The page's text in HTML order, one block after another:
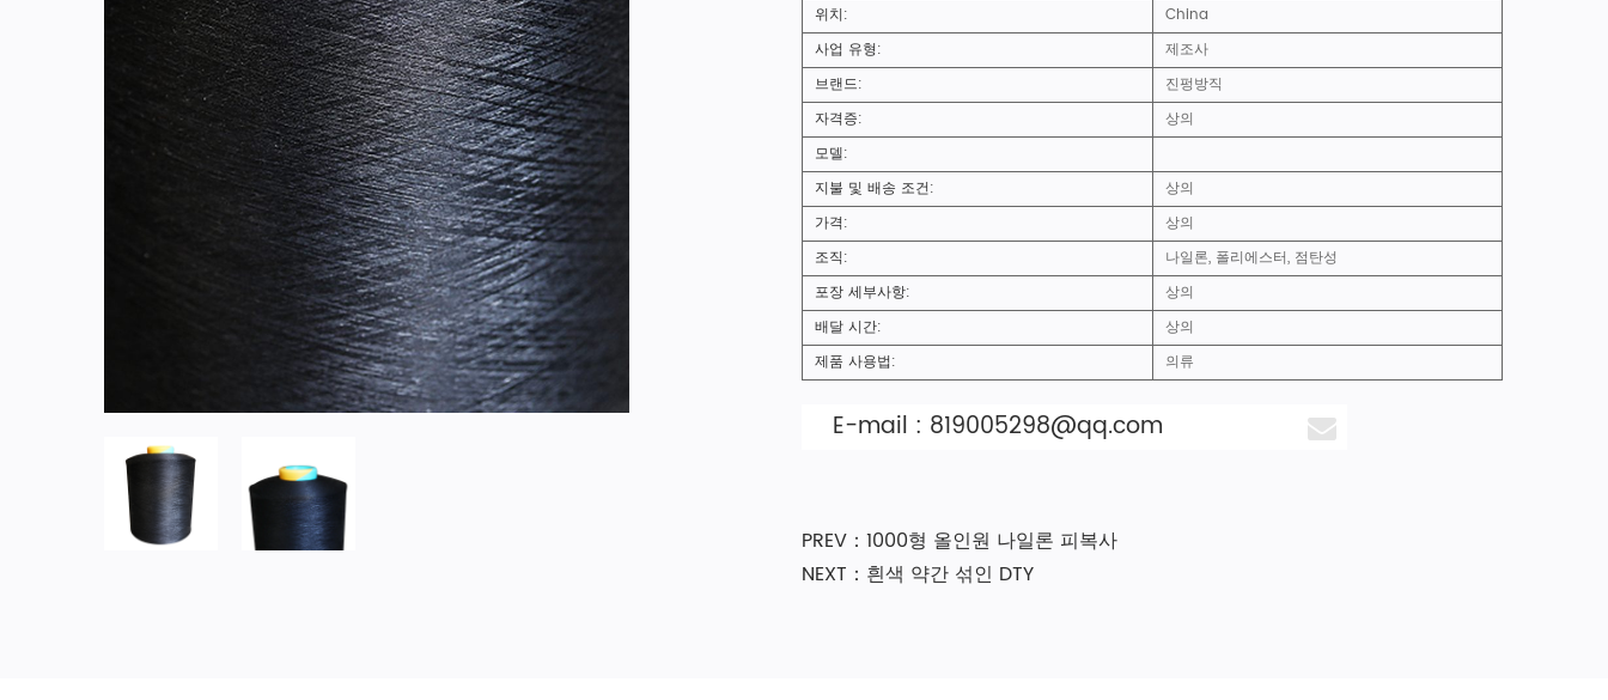
위치:
China
사업 유형:
제조사
브랜드:
진펑방직
자격증:
상의
모델:
지불 및 배송 조건:
상의
가격:
상의
조직:
나일론, 폴리에스터, 점탄성
포장 세부사항:
상의
배달 시간:
상의
제품 사용법:
의류
E-mail : 819005298@qq.com
PREV：1000형 올인원 나일론 피복사
NEXT：흰색 약간 섞인 DTY